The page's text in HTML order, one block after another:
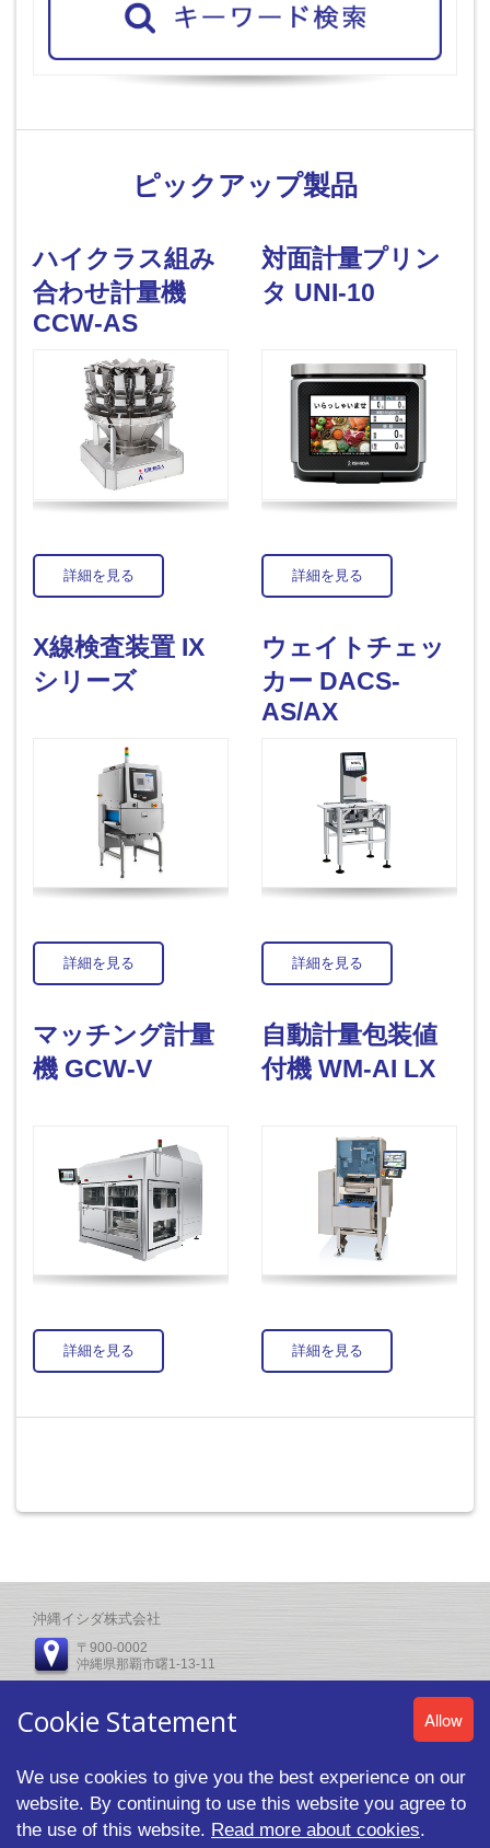
ピックアップ製品
ハイクラス組み
合わせ計量機
CCW-AS
詳細を見る
対面計量プリン
タ UNI-10
詳細を見る
X線検査装置 IX
シリーズ
詳細を見る
ウェイトチェッ
カー DACS-
AS/AX
詳細を見る
マッチング計量
機 GCW-V
詳細を見る
自動計量包装値
付機 WM-AI LX
詳細を見る
沖縄イシダ株式会社
〒900-0002
沖縄県那覇市曙1-13-11
(098)867-5732
© 2026 ISHIDA CO.,LTD. All rights reserved.
Cookie Statement Allow
We use cookies to give you the best experience on our
website. By continuing to use this website you agree to
the use of this website. Read more about cookies.